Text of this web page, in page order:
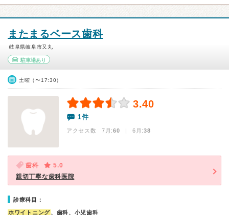
またまるベース歯科
岐阜県岐阜市又丸
駐車場あり
土曜（〜17:30）
3.40
1件
アクセス数 7月:60 | 6月:38
歯科
5.0
親切丁寧な歯科医院
診療科目：
ホワイトニング、歯科、小児歯科